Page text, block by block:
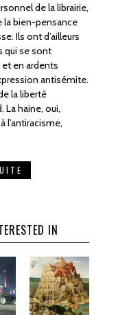
de la librairie,
la bien-pensance
Ils ont d’ailleurs
qui se sont
en ardents
antisémite.
la liberté
La haine, oui,
l’antiracisme,
IN